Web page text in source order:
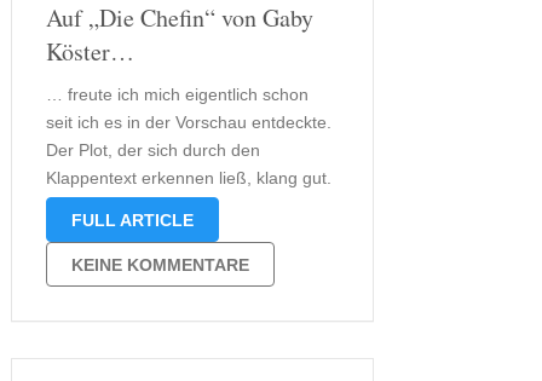
Auf „Die Chefin“ von Gaby
Köster…
… freute ich mich eigentlich schon
seit ich es in der Vorschau entdeckte.
Der Plot, der sich durch den
Klappentext erkennen ließ, klang gut.
Alles in allem hörte es sich an wie ein
ganz sicher war, war bei der Frage …
FULL ARTICLE
KEINE KOMMENTARE